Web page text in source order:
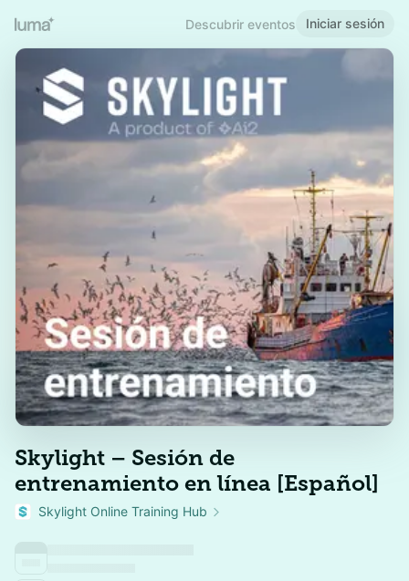
Descubrir eventos Iniciar sesión
Skylight – Sesión de
entrenamiento en línea [Español]
Skylight Online Training Hub